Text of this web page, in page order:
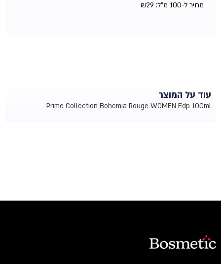
מחיר ל-100 מ"ל:
₪29
עוד על המוצר
Prime Collection Bohemia Rouge WOMEN Edp 100ml